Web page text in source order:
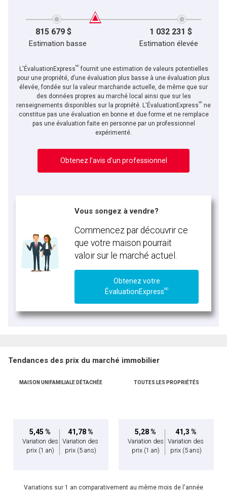
815 679 $ 1 032 231 $
Estimation basse Estimation élevée
L'ÉvaluationExpressMCfournit une estimation de valeurs potentielles
pour une propriété, d’une évaluation plus basse à une évaluation plus
élevée, fondée sur la valeur marchande actuelle, de même que sur
des données propres au marché local ainsi que sur les
renseignements disponibles sur la propriété. L'ÉvaluationExpressMC ne
constitue pas une évaluation en bonne et due forme et ne remplace
pas une évaluation faite en personne par un professionnel
expérimenté.
Obtenez l’avis d’un professionnel
Vous songez à vendre?
Commencez par découvrir ce
que votre maison pourrait
valoir sur le marché actuel.
Obtenez votre
ÉvaluationExpressMC
Tendances des prix du marché immobilier
MAISON UNIFAMILIALE DÉTACHÉE
5,45 %
Variation des
prix (1 an)
41,78 %
Variation des
prix (5 ans)
TOUTES LES PROPRIÉTÉS
5,28 %
Variation des
prix (1 an)
41,3 %
Variation des
prix (5 ans)
Variations sur 1 an comparativement au même mois de l'année